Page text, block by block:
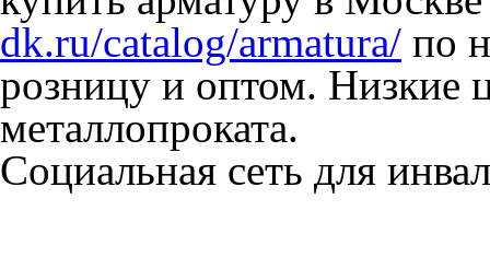
dk.ru/catalog/armatura/ по
розницу и оптом. Низкие
металлопроката.
Социальная сеть для